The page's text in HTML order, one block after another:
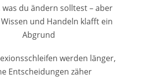
was du ändern solltest – aber
und Handeln klafft ein
Abgrund
werden länger,
Entscheidungen zäher